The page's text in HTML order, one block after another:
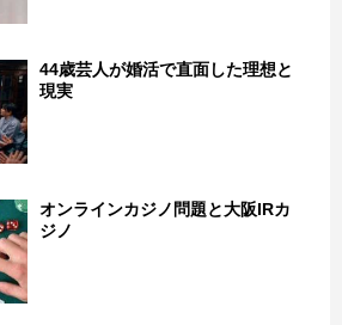
44歳芸人が婚活で直面した理想と
現実
オンラインカジノ問題と大阪IRカ
ジノ